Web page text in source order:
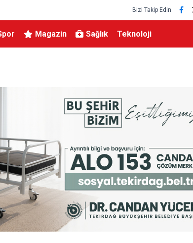
Bizi Takip Edin
Magazin Sağlık Teknoloji
mesaisini sürdürüyor